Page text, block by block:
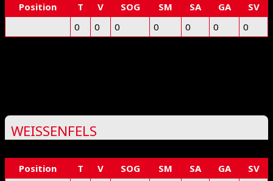
Position T V SOG SM SA GA
SV
0
0 0 0 0 0 0
WEISSENFELS
Position T V SOG SM SA GA
SV